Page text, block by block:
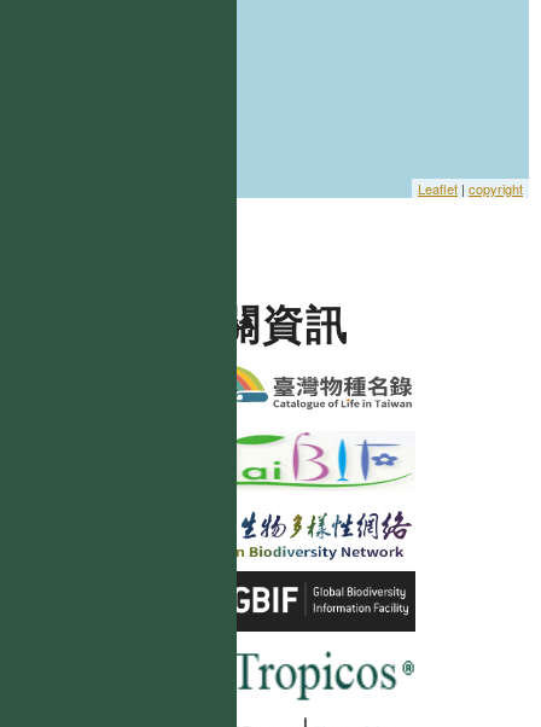
Leaflet| copyright
相關資訊